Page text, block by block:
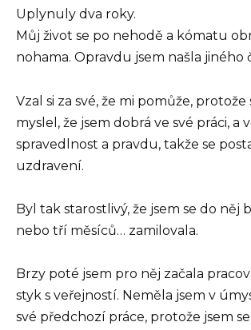
Uplynuly dva roky.
Můj život se po nehodě a kómatu
nohama. Opravdu jsem našla jiného
Vzal si za své, že mi pomůže, protože
myslel, že jsem dobrá ve své práci, a
spravedlnost a pravdu, takže se
uzdravení.
Byl tak starostlivý, že jsem se do něj
nebo tří měsíců… zamilovala.
Brzy poté jsem pro něj začala
styk s veřejností. Neměla jsem v
své předchozí práce, protože jsem